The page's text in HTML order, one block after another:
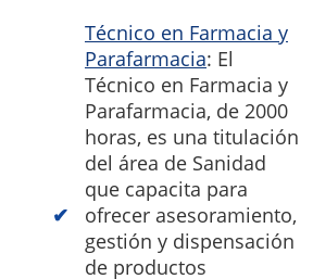
Técnico en Farmacia y
Parafarmacia: El
Técnico en Farmacia y
Parafarmacia, de 2000
horas, es una titulación
del área de Sanidad
que capacita para
ofrecer asesoramiento,
gestión y dispensación
de productos